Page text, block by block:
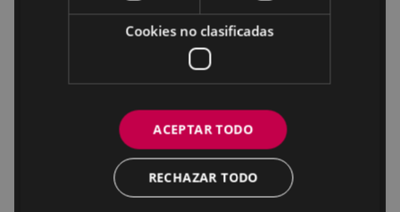
Cookies no clasificadas
ACEPTAR TODO
RECHAZAR TODO